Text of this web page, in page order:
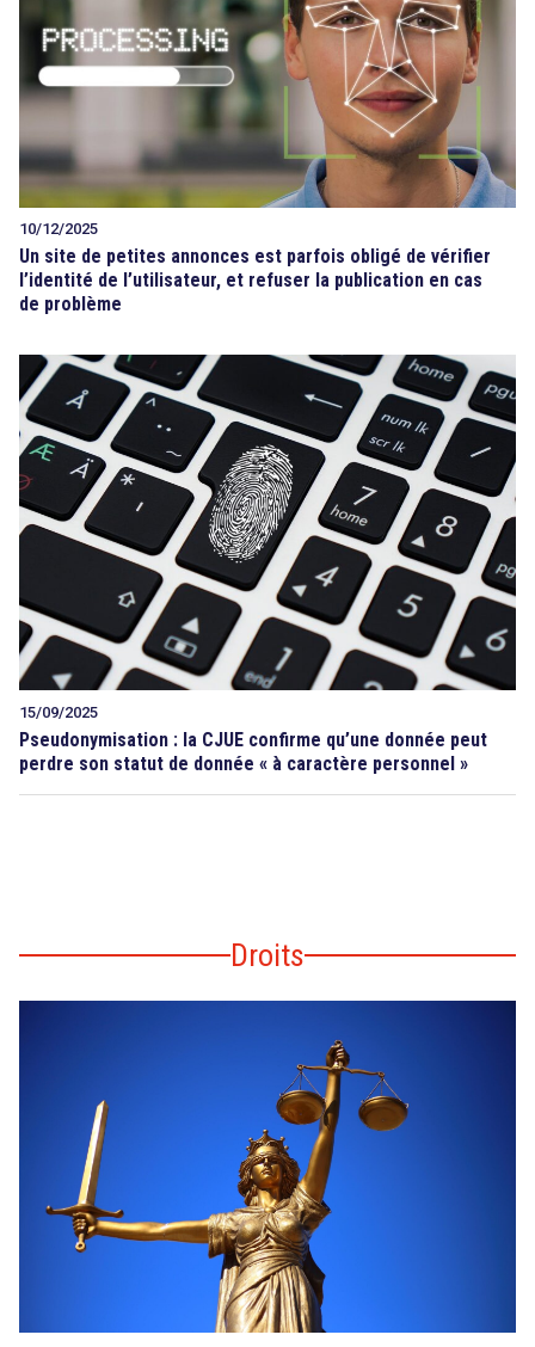
10/12/2025
Un site de petites annonces est parfois obligé de vérifier
l’identité de l’utilisateur, et refuser la publication en cas
de problème
15/09/2025
Pseudonymisation : la CJUE confirme qu’une donnée peut
perdre son statut de donnée « à caractère personnel »
Droits